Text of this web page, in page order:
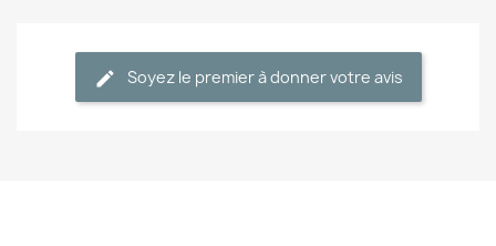
Soyez le premier à donner votre avis